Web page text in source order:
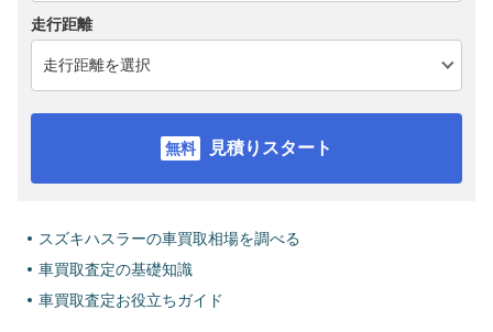
走行距離
見積りスタート
スズキハスラーの車買取相場を調べる
車買取査定の基礎知識
車買取査定お役立ちガイド